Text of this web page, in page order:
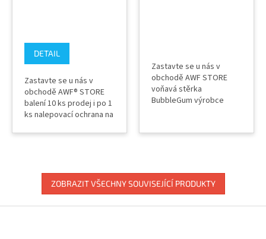
DETAIL
Zastavte se u nás v
obchodě AWF® STORE
balení 10 ks prodej i po 1
ks nalepovací ochrana na
použití za mokra i sucha
Buffer® Brazílie
Zastavte se u nás v
obchodě AWF STORE
voňavá stěrka
BubbleGum výrobce
filc BANANA BUFFER
ZOBRAZIT VŠECHNY SOUVISEJÍCÍ PRODUKTY